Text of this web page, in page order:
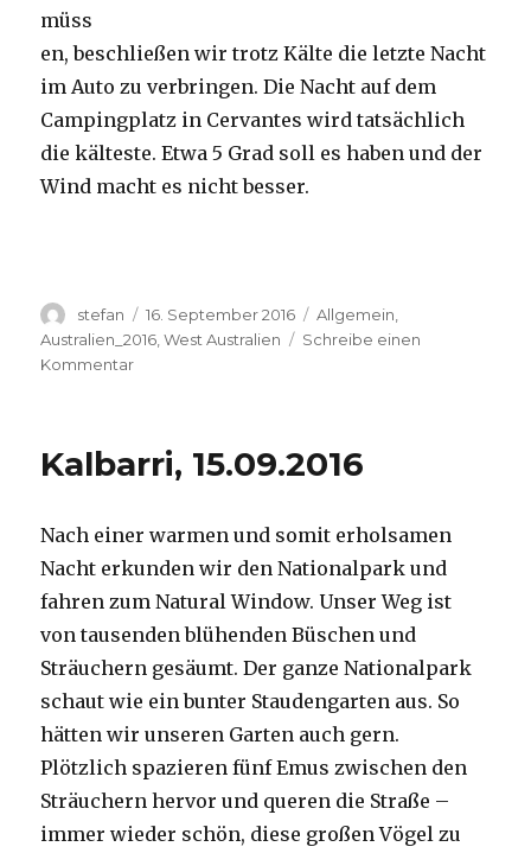
müss
en, beschließen wir trotz Kälte die letzte Nacht
im Auto zu verbringen. Die Nacht auf dem
Campingplatz in Cervantes wird tatsächlich
die kälteste. Etwa 5 Grad soll es haben und der
Wind macht es nicht besser.
Autor
stefan
Veröffentlicht
am
16. September 2016 Kategorien
Allgemein
Australien_2016 ,West Australien
Schreibe einen
Kommentarzu
Kalbarri, 15.09.2016
Nach einer warmen und somit erholsamen
Nacht erkunden wir den Nationalpark und
fahren zum Natural Window. Unser Weg ist
von tausenden blühenden Büschen und
Sträuchern gesäumt. Der ganze Nationalpark
schaut wie ein bunter Staudengarten aus. So
hätten wir unseren Garten auch gern.
Plötzlich spazieren fünf Emus zwischen den
Sträuchern hervor und queren die Straße –
immer wieder schön, diese großen Vögel zu